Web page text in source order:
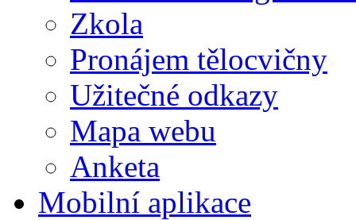
Zkola
Pronájem tělocvičny
Užitečné odkazy
Mapa webu
Anketa
Mobilní aplikace